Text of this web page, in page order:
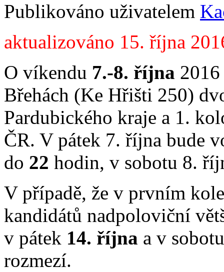
Publikováno uživatelem
aktualizováno 15. října
O víkendu 7.-8. října
Břehách (Ke Hřišti 250)
Pardubického kraje a 1.
ČR. V pátek 7. října bude
do 22 hodin, v sobotu 8.
V případě, že v prvním
kandidátů nadpoloviční
v pátek 14. října a v
rozmezí.